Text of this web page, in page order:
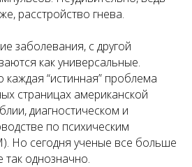
расстройство гнева.
заболевания, с другой
как универсальные.
каждая “истинная” проблема
страницах американской
диагностическом и
по психическим
Но сегодня ученые все больше
так однозначно.